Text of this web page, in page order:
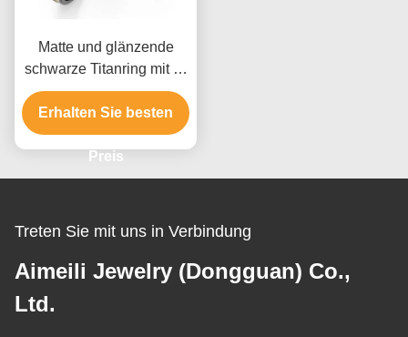
Matte und glänzende
schwarze Titanring mit K-
Gold-Zirkon-Design
Erhalten Sie besten
Preis
Treten Sie mit uns in Verbindung
Aimeili Jewelry (Dongguan) Co.,
Ltd.